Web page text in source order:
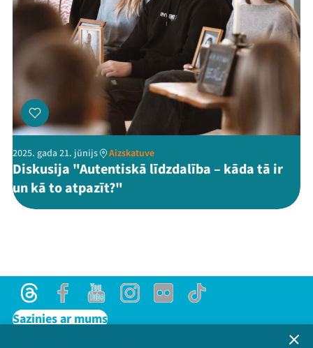
2025. gada 21. jūnijs Aizskatuve
Diskusija "Autentiskā līdzdalība – kāda tā ir
un kā to atpazīt?"
ThreadsFacebookYoutubeInstagram
Flick TikTok
Sazinies ar mums